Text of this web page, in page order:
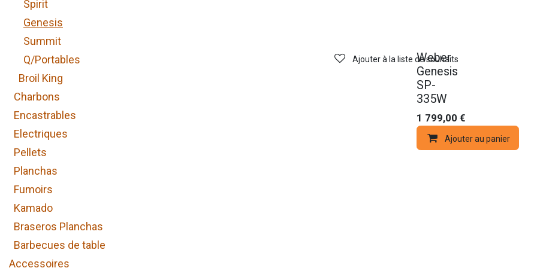
Spirit
Genesis
Summit
Q/Portables
Broil King
Charbons
Encastrables
Electriques
Pellets
Planchas
Fumoirs
Kamado
Braseros Planchas
Barbecues de table
Accessoires
Nouveau !
Weber
Genesis
SP-
335W
1 799,00 €
Ajouter au panier
Ajouter à la liste de souhaits